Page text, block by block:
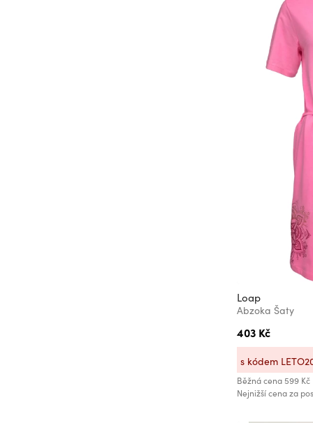
Loap
Abzoka Šaty
403 Kč
Běžná cena 599 Kč
Nejnižší cena za
s kódem